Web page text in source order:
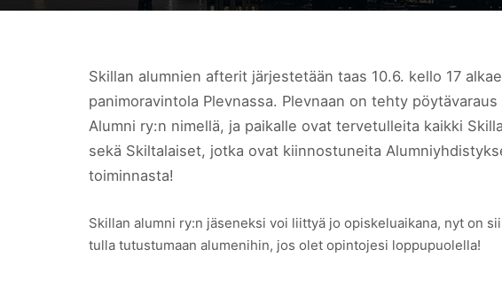
Skillan alumnien afterit järjestetään taas 10.6. kello 17
panimoravintola Plevnassa. Plevnaan on tehty pöytävaraus
Alumni ry:n nimellä, ja paikalle ovat tervetulleita kaikki
sekä Skiltalaiset, jotka ovat kiinnostuneita
toiminnasta!
Skillan alumni ry:n jäseneksi voi liittyä jo opiskeluaikana, nyt on
tulla tutustumaan alumenihin, jos olet opintojesi loppupuolella!